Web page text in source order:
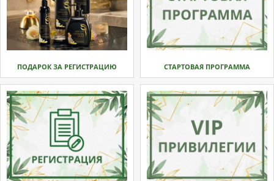
ПОДАРОК ЗА РЕГИСТРАЦИЮ СТАРТОВАЯ ПРОГРАММА